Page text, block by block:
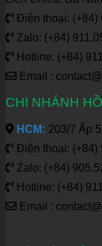
Điện thoại: (+84)
Zalo: (+84)
Hotline: (+84)
Email :
CHI NHÁNH
HCM: 203/7 Ấp
Điện thoại: (+84)
Zalo: (+84)
Hotline: (+84)
Email :